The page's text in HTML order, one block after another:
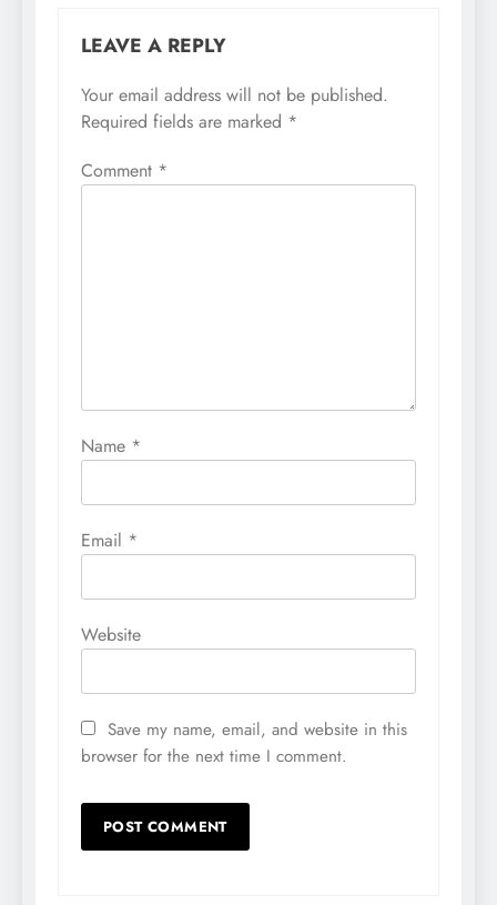
LEAVE A REPLY
Your email address will not be published.
Required fields are marked *
Comment *
Name *
Email *
Website
Save my name, email, and website in this
browser for the next time I comment.